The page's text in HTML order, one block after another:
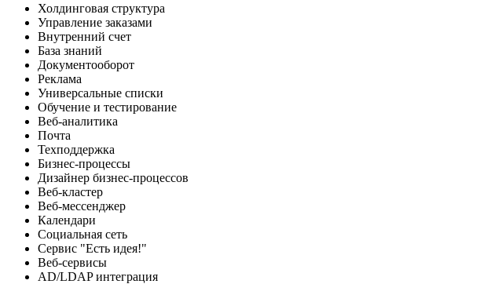
Холдинговая структура
Управление заказами
Внутренний счет
База знаний
Документооборот
Реклама
Универсальные списки
Обучение и тестирование
Веб-аналитика
Почта
Техподдержка
Бизнес-процессы
Дизайнер бизнес-процессов
Веб-кластер
Веб-мессенджер
Календари
Социальная сеть
Сервис "Есть идея!"
Веб-сервисы
AD/LDAP интеграция